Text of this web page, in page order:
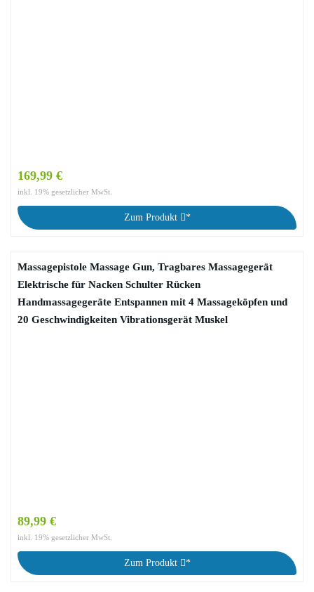
169,99 €
inkl. 19% gesetzlicher MwSt.
Zum Produkt *
Massagepistole Massage Gun, Tragbares Massagegerät
Elektrische für Nacken Schulter Rücken
Handmassagegeräte Entspannen mit 4 Massageköpfen und
20 Geschwindigkeiten Vibrationsgerät Muskel
89,99 €
inkl. 19% gesetzlicher MwSt.
Zum Produkt *